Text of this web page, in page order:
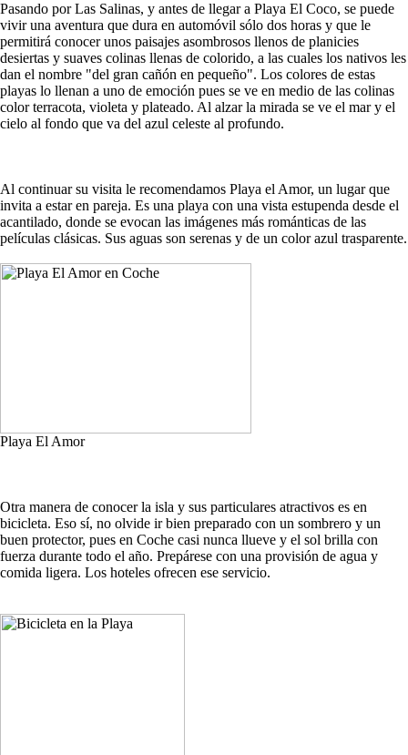
Pasando por Las Salinas, y antes de llegar a Playa El Coco, se puede
vivir una aventura que dura en automóvil sólo dos horas y que le
permitirá conocer unos paisajes asombrosos llenos de planicies
desiertas y suaves colinas llenas de colorido, a las cuales los nativos les
dan el nombre "del gran cañón en pequeño". Los colores de estas
playas lo llenan a uno de emoción pues se ve en medio de las colinas
color terracota, violeta y plateado. Al alzar la mirada se ve el mar y el
cielo al fondo que va del azul celeste al profundo.
Al continuar su visita le recomendamos Playa el Amor, un lugar que
invita a estar en pareja. Es una playa con una vista estupenda desde el
acantilado, donde se evocan las imágenes más románticas de las
películas clásicas. Sus aguas son serenas y de un color azul trasparente.
Playa El Amor
Otra manera de conocer la isla y sus particulares atractivos es en
bicicleta. Eso sí, no olvide ir bien preparado con un sombrero y un
buen protector, pues en Coche casi nunca llueve y el sol brilla con
fuerza durante todo el año. Prepárese con una provisión de agua y
comida ligera. Los hoteles ofrecen ese servicio.